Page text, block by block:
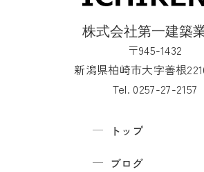
〒945-1432
新潟県柏崎市大字善根
Tel. 0257-27-2157
トップ
ブログ